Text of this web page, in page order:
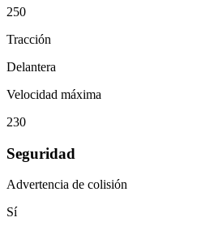
250
Tracción
Delantera
Velocidad máxima
230
Seguridad
Advertencia de colisión
Sí